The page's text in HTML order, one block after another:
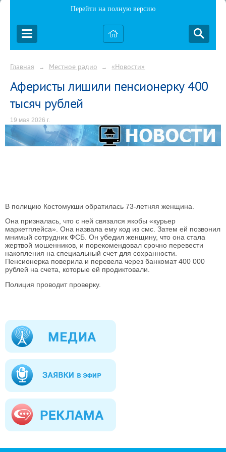
Перейти на полную версию
Главная → Местное радио → «Новости»
Аферисты лишили пенсионерку 400
тысяч рублей
19 мая 2026 г.
В полицию Костомукши обратилась 73-летняя женщина.
Она призналась, что с ней связался якобы «курьер
маркетплейса». Она назвала ему код из смс. Затем ей позвонил
мнимый сотрудник ФСБ. Он убедил женщину, что она стала
жертвой мошенников, и порекомендовал срочно перевести
накопления на специальный счет для сохранности.
Пенсионерка поверила и перевела через банкомат 400 000
рублей на счета, которые ей продиктовали.
Полиция проводит проверку.